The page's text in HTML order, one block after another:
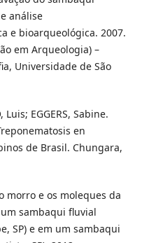
análise
e bioarqueológica. 2007.
em Arqueologia) –
Universidade de São
Luis; EGGERS, Sabine.
en
de Brasil. Chungara,
morro e os moleques da
sambaqui fluvial
SP) e em um sambaqui